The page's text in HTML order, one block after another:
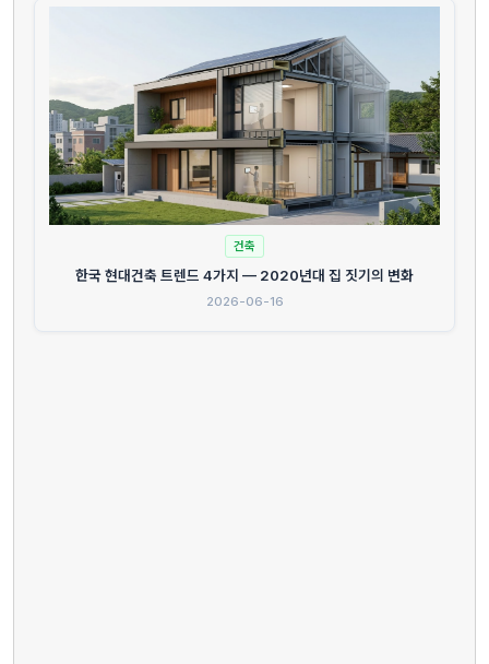
건축
한국 현대건축 트렌드 4가지 — 2020년대 집 짓기의 변화
2026-06-16